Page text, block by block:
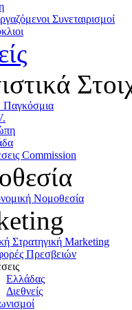
Συνεταιρισμοί
Παγκόσμια
Commission
Νομοθεσία
Στρατηγική Marketing
Πρεσβειών
Eλλάδας
Διεθνείς